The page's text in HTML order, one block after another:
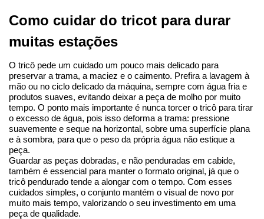
Como cuidar do tricot para durar
muitas estações
O tricô pede um cuidado um pouco mais delicado para
preservar a trama, a maciez e o caimento. Prefira a lavagem à
mão ou no ciclo delicado da máquina, sempre com água fria e
produtos suaves, evitando deixar a peça de molho por muito
tempo. O ponto mais importante é nunca torcer o tricô para tirar
o excesso de água, pois isso deforma a trama: pressione
suavemente e seque na horizontal, sobre uma superfície plana
e à sombra, para que o peso da própria água não estique a
peça.
Guardar as peças dobradas, e não penduradas em cabide,
também é essencial para manter o formato original, já que o
tricô pendurado tende a alongar com o tempo. Com esses
cuidados simples, o conjunto mantém o visual de novo por
muito mais tempo, valorizando o seu investimento em uma
peça de qualidade.